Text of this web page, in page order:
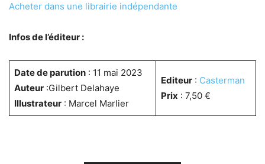
Acheter dans une librairie indépendante
Infos de l’éditeur :
Date de parution: 11 mai 2023
Auteur:Gilbert Delahaye
Illustrateur: Marcel Marlier
Editeur: Casterman
Prix : 7,50 €